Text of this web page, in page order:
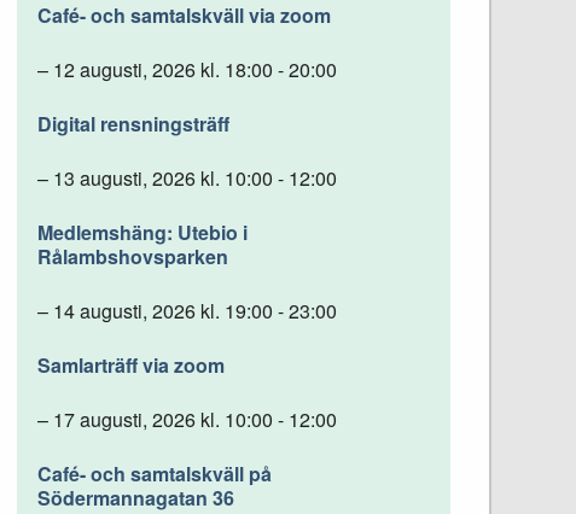
Café- och samtalskväll via zoom
– 12 augusti, 2026 kl. 18:00 - 20:00
Digital rensningsträff
– 13 augusti, 2026 kl. 10:00 - 12:00
Medlemshäng: Utebio i
Rålambshovsparken
– 14 augusti, 2026 kl. 19:00 - 23:00
Samlarträff via zoom
– 17 augusti, 2026 kl. 10:00 - 12:00
Café- och samtalskväll på
Södermannagatan 36